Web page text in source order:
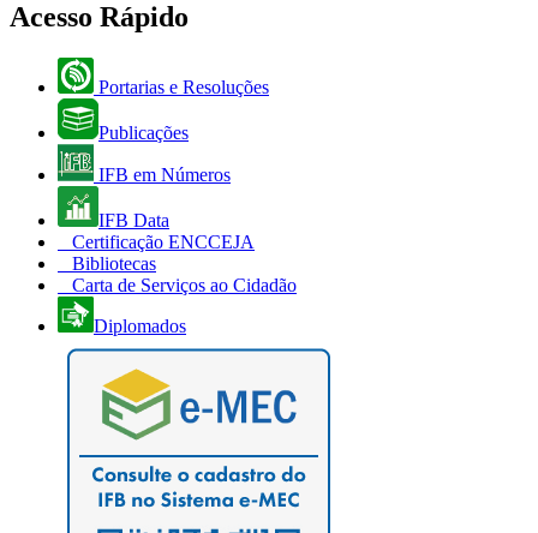
Acesso Rápido
Portarias e Resoluções
Publicações
IFB em Números
IFB Data
Certificação ENCCEJA
Bibliotecas
Carta de Serviços ao Cidadão
Diplomados